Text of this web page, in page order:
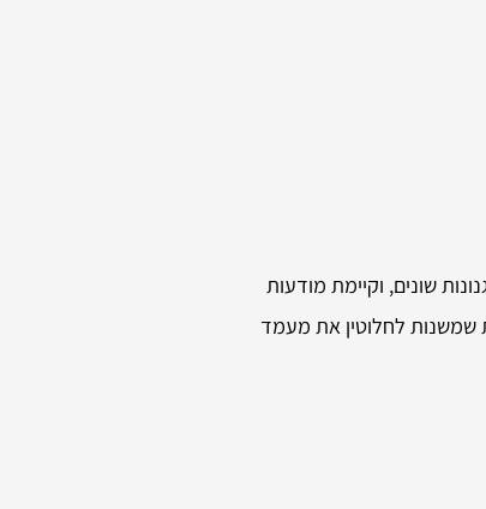
שונים, וקיימת מודעות
שמשנות לחלוטין את מעמד